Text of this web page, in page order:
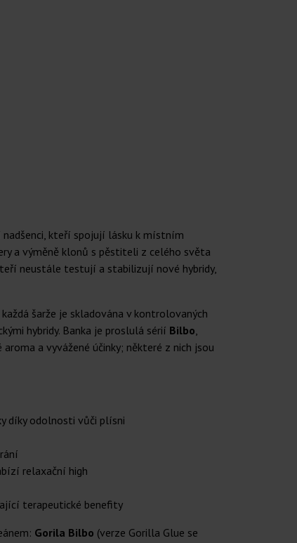
nadšenci, kteří spojují lásku k místním
a výměně klonů s pěstiteli z celého světa
neustále testují a stabilizují nové hybridy,
šarže je skladována v kontrolovaných
hybridy. Banka je proslulá sérií Bilbo
a vyvážené účinky; některé z nich jsou
díky odolnosti vůči plísni
relaxační high
terapeutické benefity
Gorila Bilbo (verze Gorilla Glue se